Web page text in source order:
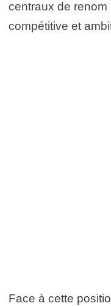
centraux de
compétitive et
Face à cette